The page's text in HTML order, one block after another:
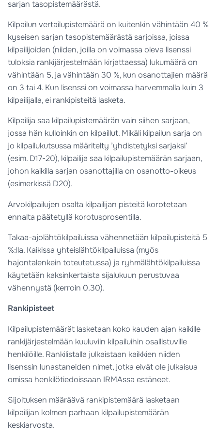
sarjan tasopistemäärästä.
Kilpailun vertailupistemäärä on kuitenkin vähintään 40 %
kyseisen sarjan tasopistemäärästä sarjoissa, joissa
kilpailijoiden (niiden, joilla on voimassa oleva lisenssi
tuloksia rankijärjestelmään kirjattaessa) lukumäärä on
vähintään 5, ja vähintään 30 %, kun osanottajien määrä
on 3 tai 4. Kun lisenssi on voimassa harvemmalla kuin 3
kilpailijalla, ei rankipisteitä lasketa.
Kilpailija saa kilpailupistemäärän vain siihen sarjaan,
jossa hän kulloinkin on kilpaillut. Mikäli kilpailun sarja on
jo kilpailukutsussa määritelty ’yhdistetyksi sarjaksi’
(esim. D17-20), kilpailija saa kilpailupistemäärän sarjaan,
johon kaikilla sarjan osanottajilla on osanotto-oikeus
(esimerkissä D20).
Arvokilpailujen osalta kilpailijan pisteitä korotetaan
ennalta päätetyllä korotusprosentilla.
Takaa-ajolähtökilpailuissa vähennetään kilpailupisteitä 5
%:lla. Kaikissa yhteislähtökilpailuissa (myös
hajontalenkein toteutetussa) ja ryhmälähtökilpailuissa
käytetään kaksinkertaista sijalukuun perustuvaa
vähennystä (kerroin 0.30).
Rankipisteet
Kilpailupistemäärät lasketaan koko kauden ajan kaikille
rankijärjestelmään kuuluviin kilpailuihin osallistuville
henkilöille. Rankilistalla julkaistaan kaikkien niiden
lisenssin lunastaneiden nimet, jotka eivät ole julkaisua
omissa henkilötiedoissaan IRMAssa estäneet.
Sijoituksen määräävä rankipistemäärä lasketaan
kilpailijan kolmen parhaan kilpailupistemäärän
keskiarvosta.